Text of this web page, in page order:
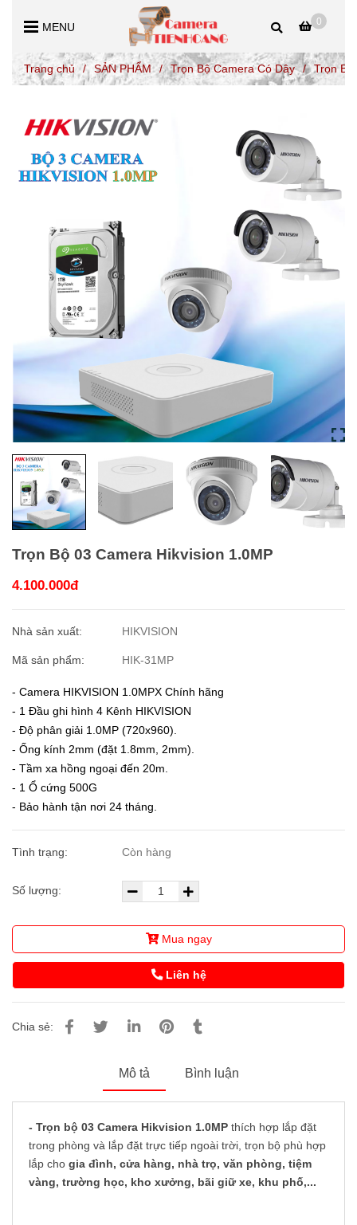
0
MENU
Trang chủ / SẢN PHẨM / Trọn Bộ Camera Có Dây / Trọn Bộ
Trọn Bộ 03 Camera Hikvision 1.0MP
4.100.000đ
Nhà sản xuất: HIKVISION
Mã sản phẩm: HIK-31MP
- Camera HIKVISION 1.0MPX Chính hãng
- 1 Đầu ghi hình 4 Kênh HIKVISION
- Độ phân giải 1.0MP (720x960).
- Ống kính 2mm (đặt 1.8mm, 2mm).
- Tầm xa hồng ngoại đến 20m.
- 1 Ổ cứng 500G
- Bảo hành tận nơi 24 tháng.
Tình trạng: Còn hàng
Số lượng:
Mua ngay
Liên hệ
Chia sẻ:
Mô tả Bình luận
- Trọn bộ 03 Camera Hikvision 1.0MP thích hợp lắp đặt
trong phòng và lắp đặt trực tiếp ngoài trời, trọn bộ phù hợp
lắp cho gia đình, cửa hàng, nhà trọ, văn phòng, tiệm
vàng, trường học, kho xưởng, bãi giữ xe, khu phố,...